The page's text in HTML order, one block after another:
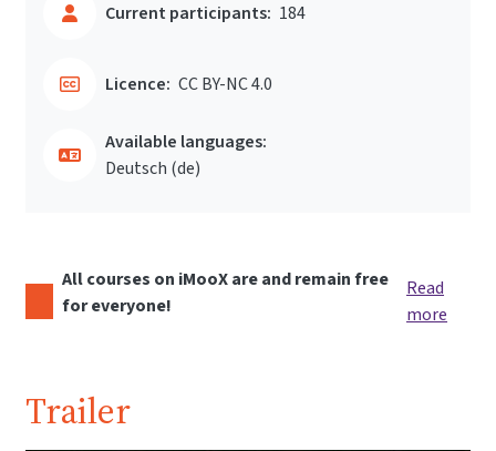
Current participants: 184
Licence: CC BY-NC 4.0
Available languages:
Deutsch ‎(de)‎
All courses on iMooX are and remain free
for everyone!
Read
more
Trailer